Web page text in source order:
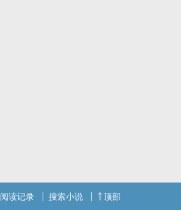
阅读记录 搜索小说 顶部